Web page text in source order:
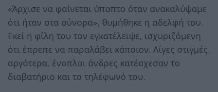
«Άρχισε να φαίνεται ύποπτο όταν ανακαλύψαμε
ότι ήταν στα σύνορα», θυμήθηκε η αδελφή του.
Εκεί η φίλη του τον εγκατέλειψε, ισχυριζόμενη
ότι έπρεπε να παραλάβει κάποιον. Λίγες στιγμές
αργότερα, ένοπλοι άνδρες κατέσχεσαν το
διαβατήριο και το τηλέφωνό του.